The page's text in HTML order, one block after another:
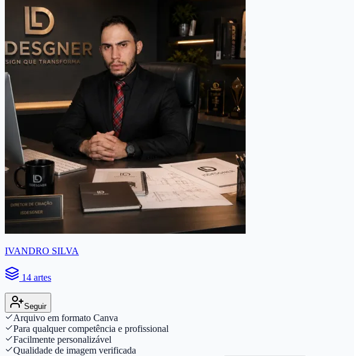
IVANDRO SILVA
14 artes
Seguir
Arquivo em formato Canva
Para qualquer competência e profissional
Facilmente personalizável
Qualidade de imagem verificada